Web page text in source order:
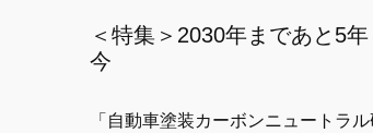
＜特集＞2030年まであと5
今
「自動車塗装カーボンニュートラ